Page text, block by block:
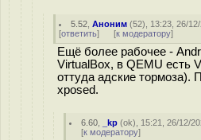
5.52 ,Аноним (52), 13:23, 26/
[ответить] [к модератору]
Ещё более рабочее -
VirtualBox, в QEMU есть
оттуда адские тормоза).
xposed.
6.60 _kp (ok), 15:21, 26/12/
[к модератору]